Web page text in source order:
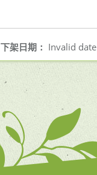
下架日期： Invalid date